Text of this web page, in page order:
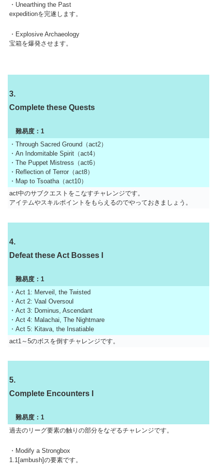
・Unearthing the Past
expeditionを完遂します。
・Explosive Archaeology
宝箱を爆発させます。
3.
Complete these Quests
難易度：1
・Through Sacred Ground（act2）
・An Indomitable Spirit（act4）
・The Puppet Mistress（act6）
・Reflection of Terror（act8）
・Map to Tsoatha（act10）
act中のサブクエストをこなすチャレンジです。
アイテムやスキルポイントをもらえるのでやっておきましょう。
4.
Defeat these Act Bosses I
難易度：1
・Act 1: Merveil, the Twisted
・Act 2: Vaal Oversoul
・Act 3: Dominus, Ascendant
・Act 4: Malachai, The Nightmare
・Act 5: Kitava, the Insatiable
act1～5のボスを倒すチャレンジです。
5.
Complete Encounters I
難易度：1
過去のリーグ要素の触りの部分をなぞるチャレンジです。
・Modify a Strongbox
1.1[ambush]の要素です。